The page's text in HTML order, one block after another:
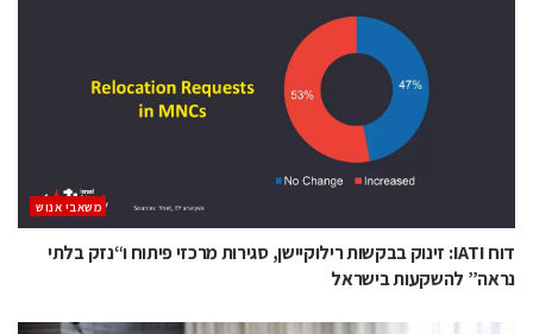
משאבי אנוש
דוח IATI: זינוק בבקשות רילוקיישן, סגירות מרכזי פיתוח ו“נזק בלתי
נראה” להשקעות בישראל